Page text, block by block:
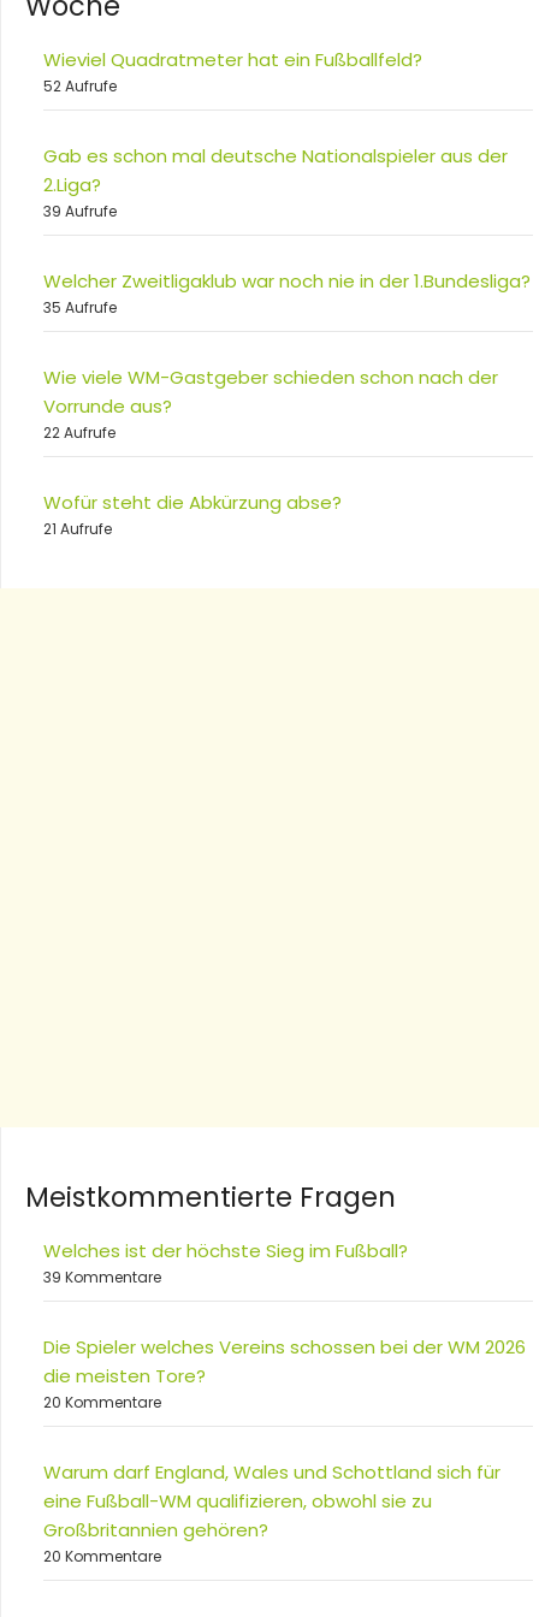
Wieviel Quadratmeter hat ein Fußballfeld?
52 Aufrufe
Gab es schon mal deutsche Nationalspieler aus der
2.Liga?
39 Aufrufe
Welcher Zweitligaklub war noch nie in der 1.Bundesliga?
35 Aufrufe
Wie viele WM-Gastgeber schieden schon nach der
Vorrunde aus?
22 Aufrufe
Wofür steht die Abkürzung abse?
21 Aufrufe
Meistkommentierte Fragen
Welches ist der höchste Sieg im Fußball?
39 Kommentare
Die Spieler welches Vereins schossen bei der WM 2026
die meisten Tore?
20 Kommentare
Warum darf England, Wales und Schottland sich für
eine Fußball-WM qualifizieren, obwohl sie zu
Großbritannien gehören?
20 Kommentare